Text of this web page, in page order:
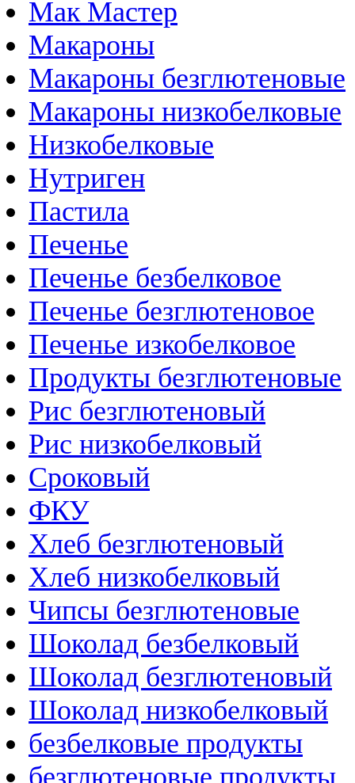
Мак Мастер
Макароны
Макароны безглютеновые
Макароны низкобелковые
Низкобелковые
Нутриген
Пастила
Печенье
Печенье безбелковое
Печенье безглютеновое
Печенье изкобелковое
Продукты безглютеновые
Рис безглютеновый
Рис низкобелковый
Сроковый
ФКУ
Хлеб безглютеновый
Хлеб низкобелковый
Чипсы безглютеновые
Шоколад безбелковый
Шоколад безглютеновый
Шоколад низкобелковый
безбелковые продукты